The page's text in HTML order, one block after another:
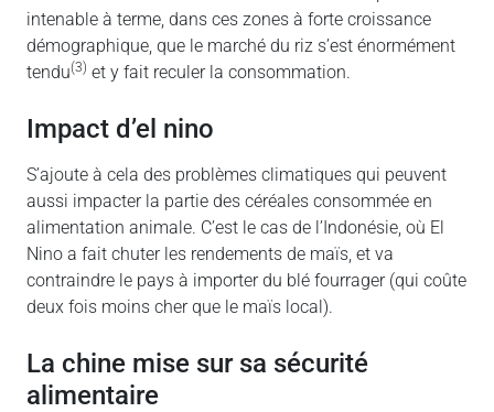
intenable à terme, dans ces zones à forte croissance
démographique, que le marché du riz s’est énormément
tendu(3) et y fait reculer la consommation.
impact d’el nino
S’ajoute à cela des problèmes climatiques qui peuvent
aussi impacter la partie des céréales consommée en
alimentation animale. C’est le cas de l’Indonésie, où El
Nino a fait chuter les rendements de maïs, et va
contraindre le pays à importer du blé fourrager (qui coûte
deux fois moins cher que le maïs local).
la chine mise sur sa sécurité
alimentaire